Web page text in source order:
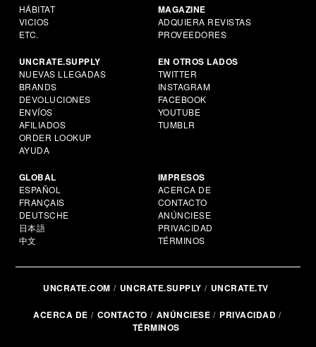
HÁBITAT
VICIOS
ETC.
MAGAZINE
ADQUIERA REVISTAS
PROVEEDORES
UNCRATE.SUPPLY
NUEVAS LLEGADAS
BRANDS
DEVOLUCIONES
ENVÍOS
AFILIADOS
ORDER LOOKUP
AYUDA
EN OTROS LADOS
TWITTER
INSTAGRAM
FACEBOOK
YOUTUBE
TUMBLR
GLOBAL
ESPAÑOL
FRANÇAIS
DEUTSCHE
日本語
中文
IMPRESOS
ACERCA DE
CONTACTO
ANÚNCIESE
PRIVACIDAD
TÉRMINOS
UNCRATE.COM UNCRATE.SUPPLY UNCRATE.TV
ACERCA DE CONTACTO ANÚNCIESE
PRIVACIDAD
TÉRMINOS